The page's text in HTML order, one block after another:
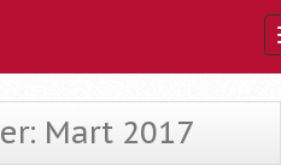
Mart 2017